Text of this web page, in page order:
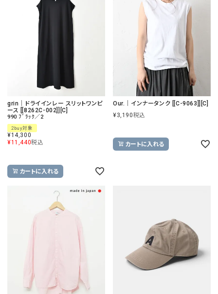
grin｜ドライインレー スリットワンピ
ース [[8262C-002]][C]
990 ﾌﾞﾗｯｸ／2
2buy対象
¥14,300
¥11,440税込
カートに入れる
Our.｜インナータンク [[C-9063]][C]
¥3,190税込
カートに入れる